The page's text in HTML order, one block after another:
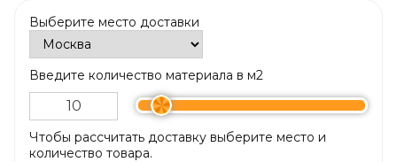
Выберите место доставки
Введите количество материала в м2
Чтобы рассчитать доставку выберите место и
количество товара.